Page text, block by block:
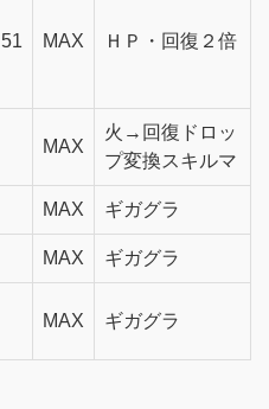
51 MAX ＨＰ・回復２倍
MAX
火→回復ドロッ
プ変換スキルマ
MAX ギガグラ
MAX ギガグラ
MAX ギガグラ